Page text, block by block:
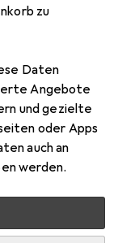
zu
Daten
Angebote
und gezielte
oder Apps
auch an
werden.